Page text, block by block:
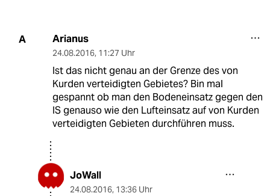
A Arianus
24.08.2016, 11:27 Uhr
Ist das nicht genau an der Grenze des von
Kurden verteidigten Gebietes? Bin mal
gespannt ob man den Bodeneinsatz gegen den
IS genauso wie den Lufteinsatz auf von Kurden
verteidigten Gebieten durchführen muss.
JoWall
24.08.2016, 13:36 Uhr